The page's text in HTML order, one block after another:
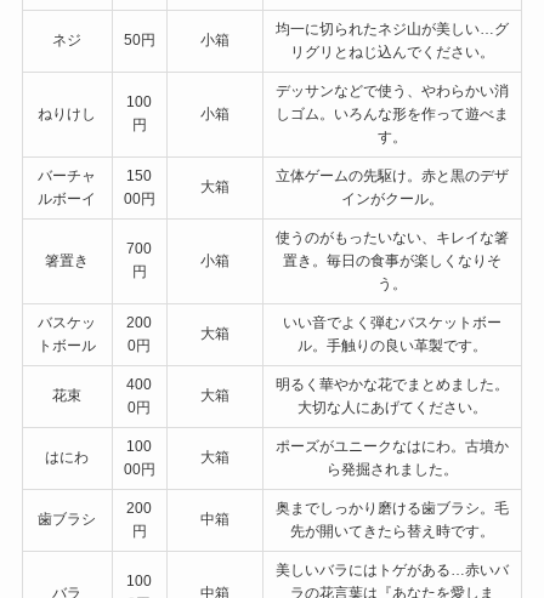
ネジ 50円 小箱
均一に切られたネジ山が美しい…グ
リグリとねじ込んでください。
ねりけし
100
円
小箱
デッサンなどで使う、やわらかい消
しゴム。いろんな形を作って遊べま
す。
バーチャ
ルボーイ
150
00円
大箱
立体ゲームの先駆け。赤と黒のデザ
インがクール。
箸置き
700
円
小箱
使うのがもったいない、キレイな箸
置き。毎日の食事が楽しくなりそ
う。
バスケッ
トボール
200
0円
大箱
いい音でよく弾むバスケットボー
ル。手触りの良い革製です。
花束
400
0円
大箱
明るく華やかな花でまとめました。
大切な人にあげてください。
はにわ
100
00円
大箱
ポーズがユニークなはにわ。古墳か
ら発掘されました。
歯ブラシ
200
円
中箱
奥までしっかり磨ける歯ブラシ。毛
先が開いてきたら替え時です。
バラ
100
中箱
美しいバラにはトゲがある…赤いバ
ラの花言葉は『あなたを愛しま